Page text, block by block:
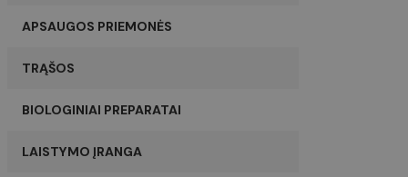
APSAUGOS PRIEMONĖS
TRĄŠOS
BIOLOGINIAI PREPARATAI
LAISTYMO ĮRANGA